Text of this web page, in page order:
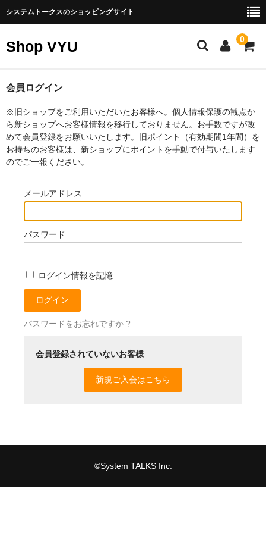
システムトークスのショッピングサイト
Shop VYU 0
製品カテゴリー
エネルギー製品
スゴイバッテリー
ナノ発電所
パソコン周辺機器
SATA製品
スゴイケーブル（SUGOI CABLE)
健康（ヘルスケア）
mamaion（ママイオン）
システムトークスWebサイト
会員ログイン
※旧ショップをご利用いただいたお客様へ。個人情報保護の観点か
ら新ショップへお客様情報を移行しておりません。お手数ですが改
めて会員登録をお願いいたします。旧ポイント（有効期間1年間）を
お持ちのお客様は、新ショップにポイントを手動で付与いたします
のでご一報ください。
メールアドレス
パスワード
ログイン情報を記憶
パスワードをお忘れですか ?
会員登録されていないお客様
新規ご入会はこちら
©System TALKS Inc.